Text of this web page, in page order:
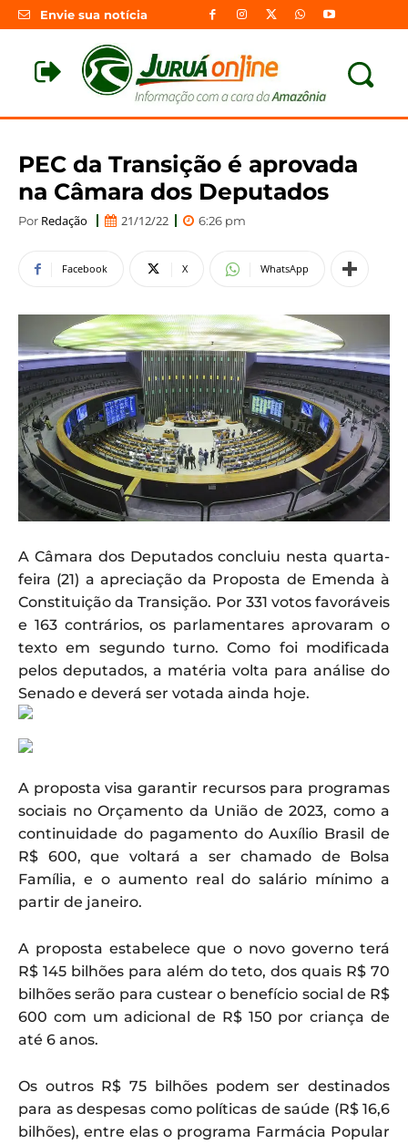
Envie sua notícia
PEC da Transição é aprovada
na Câmara dos Deputados
Por Redação 21/12/22 6:26 pm
Facebook X WhatsApp
A Câmara dos Deputados concluiu nesta quarta-
feira (21) a apreciação da Proposta de Emenda à
Constituição da Transição. Por 331 votos favoráveis
e 163 contrários, os parlamentares aprovaram o
texto em segundo turno. Como foi modificada
pelos deputados, a matéria volta para análise do
Senado e deverá ser votada ainda hoje.
A proposta visa garantir recursos para programas
sociais no Orçamento da União de 2023, como a
continuidade do pagamento do Auxílio Brasil de
R$ 600, que voltará a ser chamado de Bolsa
Família, e o aumento real do salário mínimo a
partir de janeiro.
A proposta estabelece que o novo governo terá
R$ 145 bilhões para além do teto, dos quais R$ 70
bilhões serão para custear o benefício social de R$
600 com um adicional de R$ 150 por criança de
até 6 anos.
Os outros R$ 75 bilhões podem ser destinados
para as despesas como políticas de saúde (R$ 16,6
bilhões), entre elas o programa Farmácia Popular